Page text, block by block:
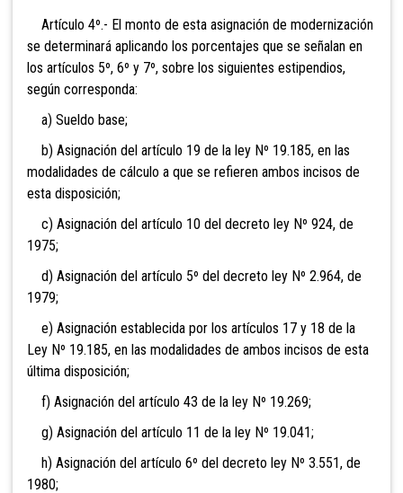
Artículo 4º.- El monto de esta asignación de modernización
se determinará aplicando los porcentajes que se señalan en
los artículos 5º, 6º y 7º, sobre los siguientes estipendios,
según corresponda:
a) Sueldo base;
b) Asignación del artículo 19 de la ley Nº 19.185, en las
modalidades de cálculo a que se refieren ambos incisos de
esta disposición;
c) Asignación del artículo 10 del decreto ley Nº 924, de
1975;
d) Asignación del artículo 5º del decreto ley Nº 2.964, de
1979;
e) Asignación establecida por los artículos 17 y 18 de la
Ley Nº 19.185, en las modalidades de ambos incisos de esta
última disposición;
f) Asignación del artículo 43 de la ley Nº 19.269;
g) Asignación del artículo 11 de la ley Nº 19.041;
h) Asignación del artículo 6º del decreto ley Nº 3.551, de
1980;